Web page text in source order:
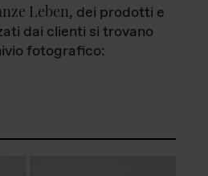
Leben, dei prodotti e
dai clienti si trovano
fotografico: